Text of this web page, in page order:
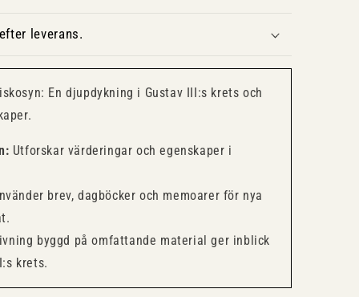
leverans.
En djupdykning i Gustav III:s krets och
Utforskar värderingar och egenskaper i
brev, dagböcker och memoarer för nya
byggd på omfattande material ger inblick
krets.